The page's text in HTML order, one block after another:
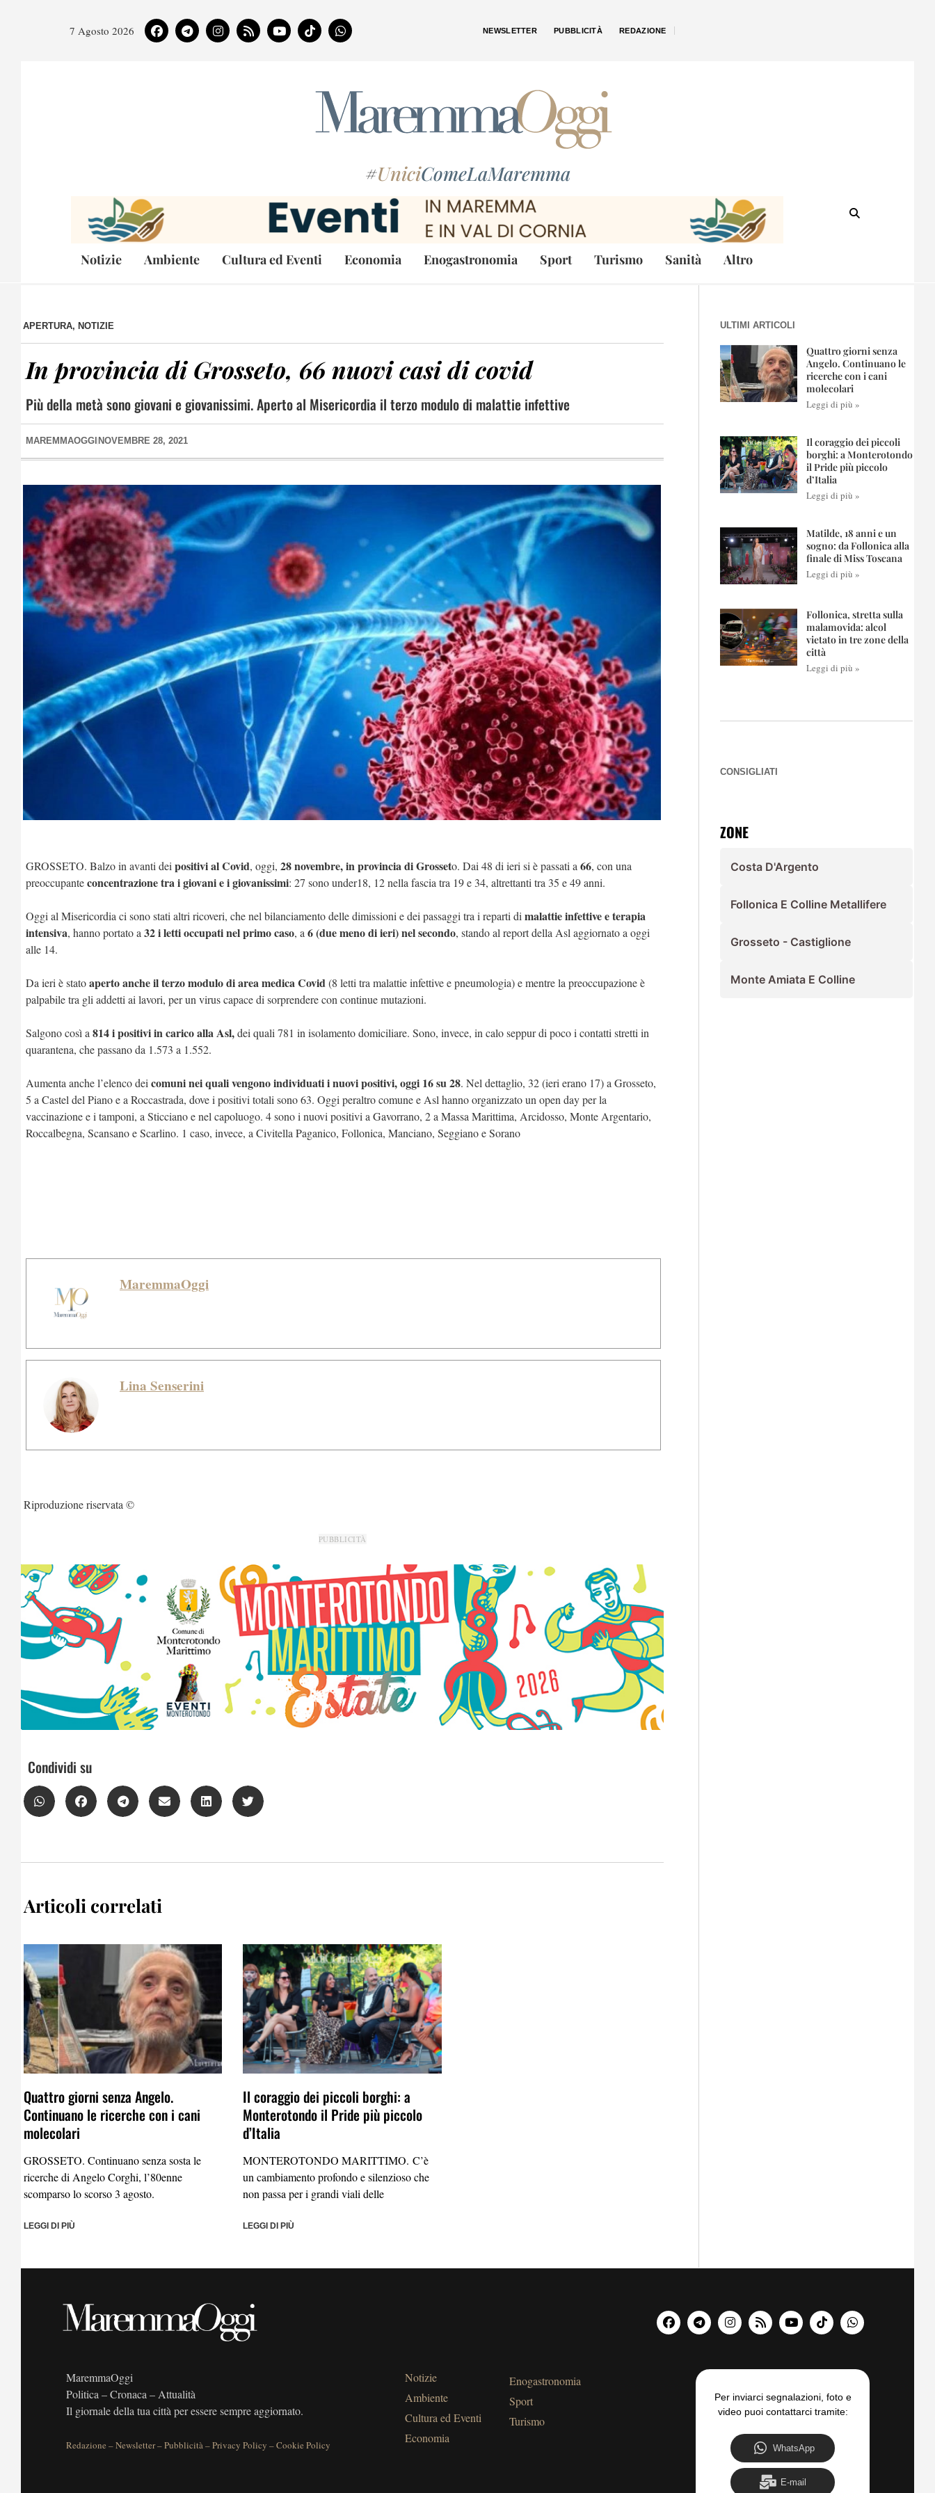
7 Agosto 2026 NEWSLETTER PUBBLICITÀ REDAZIONE
#UniciComeLaMaremma
Notizie Ambiente Cultura ed Eventi Economia Enogastronomia Sport Turismo Sanità Altro
APERTURA, NOTIZIE
In provincia di Grosseto, 66 nuovi casi di covid
Più della metà sono giovani e giovanissimi. Aperto al Misericordia il terzo modulo di malattie infettive
MAREMMAOGGI NOVEMBRE 28, 2021
GROSSETO. Balzo in avanti dei positivi al Covid, oggi, 28 novembre, in provincia di Grosseto. Dai 48 di ieri si è passati a 66, con una
preoccupanteconcentrazione tra i giovani e i giovanissimi: 27 sono under18, 12 nella fascia tra 19 e 34, altrettanti tra 35 e 49 anni.
Oggi al Misericordia ci sono stati altri ricoveri, che nel bilanciamento delle dimissioni e dei passaggi tra i reparti di malattie infettive e terapia
intensiva, hanno portato a 32 i letti occupati nel primo caso, a 6 (due meno di ieri) nel secondo, stando al report della Asl aggiornato a oggi
alle 14.
Da ieri è statoaperto anche il terzo modulo di area medica Covid(8 letti tra malattie infettive e pneumologia) e mentre la preoccupazione è
palpabile tra gli addetti ai lavori, per un virus capace di sorprendere con continue mutazioni.
Salgono così a 814 i positivi in carico alla Asl,dei quali 781 in isolamento domiciliare. Sono, invece, in calo seppur di poco i contatti stretti in
quarantena, che passano da 1.573 a 1.552.
Aumenta anche l’elenco dei comuni nei quali vengono individuati i nuovi positivi, oggi 16 su 28. Nel dettaglio, 32 (ieri erano 17) a Grosseto,
5 a Castel del Piano e a Roccastrada, dove i positivi totali sono 63. Oggi peraltro comune e Asl hanno organizzato un open day per la
vaccinazione e i tamponi, a Sticciano e nel capoluogo. 4 sono i nuovi positivi a Gavorrano, 2 a Massa Marittima, Arcidosso, Monte Argentario,
Roccalbegna, Scansano e Scarlino. 1 caso, invece, a Civitella Paganico, Follonica, Manciano, Seggiano e Sorano
MaremmaOggi
Lina Senserini
Riproduzione riservata ©
PUBBLICITÀ
Condividi su
Articoli correlati
Quattro giorni senza Angelo.
Continuano le ricerche con i cani
molecolari
GROSSETO. Continuano senza sosta le
ricerche di Angelo Corghi, l’80enne
scomparso lo scorso 3 agosto.
LEGGI DI PIÙ
Il coraggio dei piccoli borghi: a
Monterotondo il Pride più piccolo
d’Italia
MONTEROTONDO MARITTIMO. C’è
un cambiamento profondo e silenzioso che
non passa per i grandi viali delle
LEGGI DI PIÙ
ULTIMI ARTICOLI
Quattro giorni senza
Angelo. Continuano le
ricerche con i cani
molecolari
Leggi di più »
Il coraggio dei piccoli
borghi: a Monterotondo
il Pride più piccolo
d’Italia
Leggi di più »
Matilde, 18 anni e un
sogno: da Follonica alla
finale di Miss Toscana
Leggi di più »
Follonica, stretta sulla
malamovida: alcol
vietato in tre zone della
città
Leggi di più »
CONSIGLIATI
ZONE
Costa D'Argento
Follonica E Colline Metallifere
Grosseto - Castiglione
Monte Amiata E Colline
MaremmaOggi
Politica – Cronaca – Attualità
Il giornale della tua città per essere sempre aggiornato.
Redazione –Newsletter–Pubblicità–Privacy Policy –Cookie Policy
Notizie
Ambiente
Cultura ed Eventi
Economia
Enogastronomia
Sport
Turismo
Per inviarci segnalazioni, foto e
video puoi contattarci tramite:
WhatsApp
E-mail